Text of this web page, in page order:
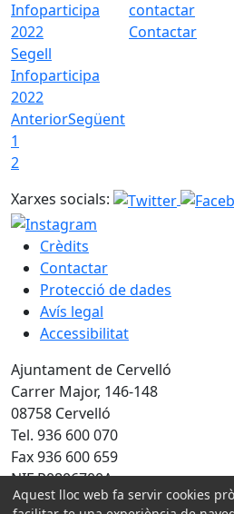
Segell
Infoparticipa
2022
Contactar
AnteriorSegüent
1
2
Xarxes socials:
Crèdits
Contactar
Protecció de dades
Avís legal
Accessibilitat
Ajuntament de Cervelló
Carrer Major, 146-148
08758 Cervelló
Tel. 936 600 070
Fax 936 600 659
NIF P0806700A
Aquest lloc web fa servir cookies